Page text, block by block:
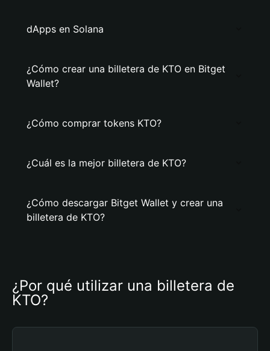
dApps en Solana
¿Cómo crear una billetera de KTO en Bitget
Wallet?
¿Cómo comprar tokens KTO?
¿Cuál es la mejor billetera de KTO?
¿Cómo descargar Bitget Wallet y crear una
billetera de KTO?
¿Por qué utilizar una billetera de
KTO?